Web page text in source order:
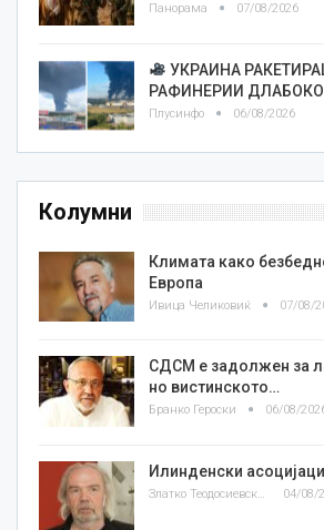
Панорама 07/08/2026
УКРАИНА
РАФИНЕРИИ
Плусинфо 06/08/2026
Колумни
Климата како
Европа
Ивица Челиковиќ 07/08/
СДСМ е задолжен за
но вистинското…
Бранко Героски 06/08/
Илинденски
Златко Теодосиевски 04/08/